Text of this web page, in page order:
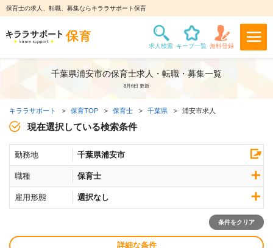
保育士の求人、転職、募集ならキララサポート保育
千葉県浦安市の保育士求人・転職・募集一覧
8月6日 更新
キララサポート 保育TOP 保育士 千葉県 浦安市求人
現在選択している検索条件
勤務地 千葉県浦安市
職種 保育士
雇用形態 選択なし
条件をクリア
詳細な条件